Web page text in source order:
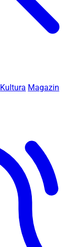
Kultura Magazin